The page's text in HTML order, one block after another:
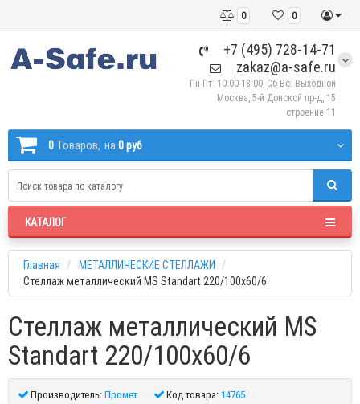
0
0
+7 (495) 728-14-71
zakaz@a-safe.ru
Пн-Пт: 10:00-18:00, Сб-Вс: Выходной
Москва, 5-й Донской пр-д, 15
строение 11
0 Tоваров, на 0 руб
КАТАЛОГ
Главная
МЕТАЛЛИЧЕСКИЕ СТЕЛЛАЖИ
Стеллаж металлический MS Standart 220/100x60/6
Стеллаж металлический MS
Standart 220/100x60/6
Производитель:Промет Код товара:14765